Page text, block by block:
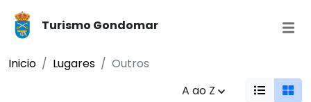
Turismo Gondomar
Inicio Lugares
Outros
A ao Z